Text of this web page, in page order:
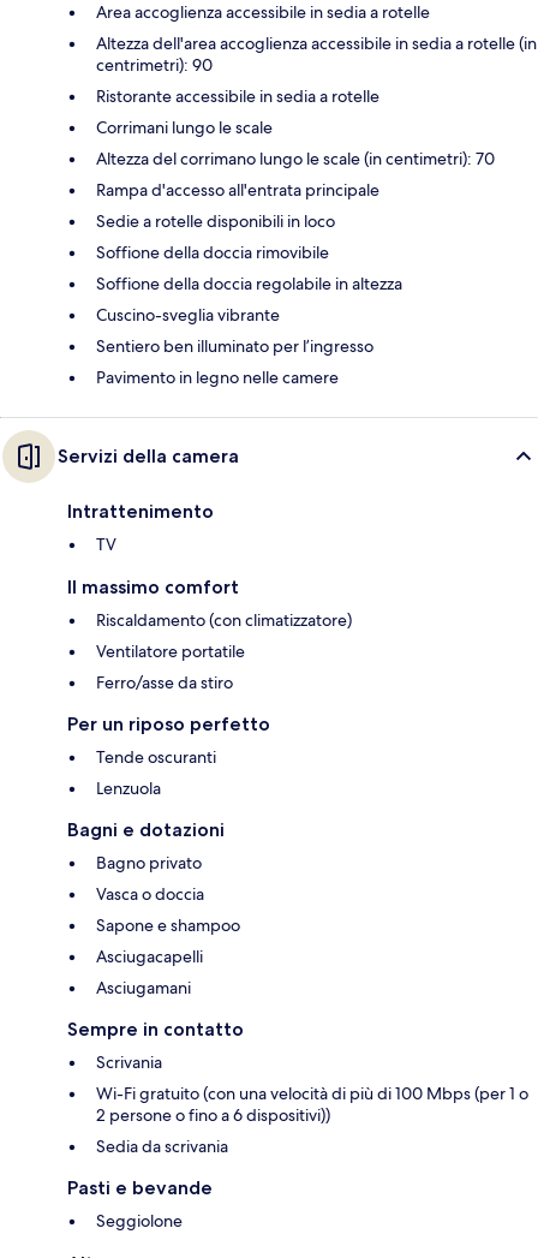
Area accoglienza accessibile in sedia a rotelle
Altezza dell'area accoglienza accessibile in sedia a rotelle (in
centrimetri): 90
Ristorante accessibile in sedia a rotelle
Corrimani lungo le scale
Altezza del corrimano lungo le scale (in centimetri): 70
Rampa d'accesso all'entrata principale
Sedie a rotelle disponibili in loco
Soffione della doccia rimovibile
Soffione della doccia regolabile in altezza
Cuscino-sveglia vibrante
Sentiero ben illuminato per l’ingresso
Pavimento in legno nelle camere
Servizi della camera
Intrattenimento
TV
Il massimo comfort
Riscaldamento (con climatizzatore)
Ventilatore portatile
Ferro/asse da stiro
Per un riposo perfetto
Tende oscuranti
Lenzuola
Bagni e dotazioni
Bagno privato
Vasca o doccia
Sapone e shampoo
Asciugacapelli
Asciugamani
Sempre in contatto
Scrivania
Wi-Fi gratuito (con una velocità di più di 100 Mbps (per 1 o
2 persone o fino a 6 dispositivi))
Sedia da scrivania
Pasti e bevande
Seggiolone